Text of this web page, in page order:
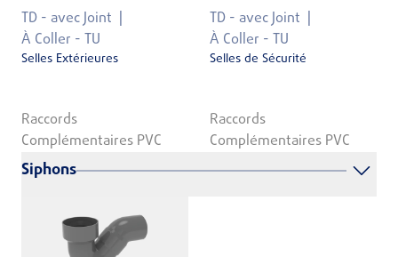
TD - avec Joint
À Coller - TU
Selles Extérieures
Raccords
Complémentaires PVC
TD - avec Joint
À Coller - TU
Selles de Sécurité
Raccords
Complémentaires PVC
Siphons